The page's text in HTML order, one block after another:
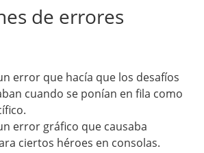
de errores
error que hacía que los desafíos
cuando se ponían en fila como
error gráfico que causaba
ciertos héroes en consolas.